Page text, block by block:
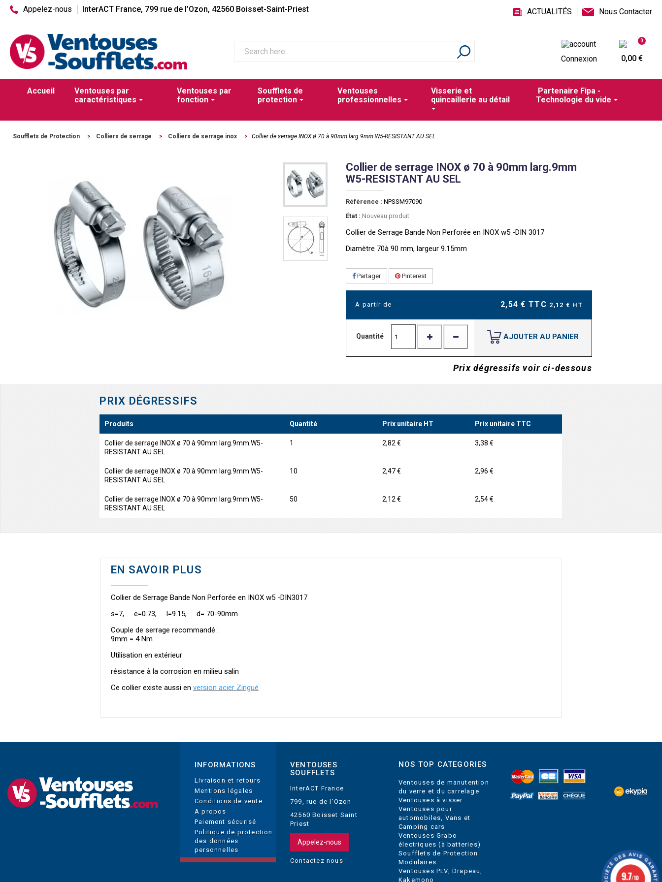
Appelez-nous InterACT France, 799 rue de l’Ozon, 42560 Boisset-Saint-Priest ACTUALITÉS Nous Contacter
Connexion
0
0,00 €
Accueil
Ventouses par
caractéristiques
Ventouses par
fonction
Soufflets de
protection
Ventouses
professionnelles
Visserie et
quincaillerie au détail
Partenaire Fipa -
Technologie du vide
Soufflets de Protection > Colliers de serrage > Colliers de serrage inox > Collier de serrage INOX ø 70 à 90mm larg.9mm W5-RESISTANT AU SEL
Collier de serrage INOX ø 70 à 90mm larg.9mm
W5-RESISTANT AU SEL
Référence : NPSSM97090
État : Nouveau produit
Collier de Serrage Bande Non Perforée en INOX w5 -DIN 3017
Diamètre 70à 90 mm, largeur 9.15mm
Partager Pinterest
A partir de 2,54 € TTC 2,12 € HT
Quantité AJOUTER AU PANIER
Prix dégressifs voir ci-dessous
PRIX DÉGRESSIFS
Produits Quantité Prix unitaire HT Prix unitaire TTC
Collier de serrage INOX ø 70 à 90mm larg.9mm W5-
RESISTANT AU SEL
1 2,82 € 3,38 €
Collier de serrage INOX ø 70 à 90mm larg.9mm W5-
RESISTANT AU SEL
10 2,47 € 2,96 €
Collier de serrage INOX ø 70 à 90mm larg.9mm W5-
RESISTANT AU SEL
50 2,12 € 2,54 €
EN SAVOIR PLUS
Collier de Serrage Bande Non Perforée en INOX w5 -DIN3017
s=7, e=0.73, l=9.15, d= 70-90mm
Couple de serrage recommandé :
9mm = 4 Nm
Utilisation en extérieur
résistance à la corrosion en milieu salin
Ce collier existe aussi en version acier Zingué
INFORMATIONS
Livraison et retours
Mentions légales
Conditions de vente
A propos
Paiement sécurisé
Politique de protection
des données
personnelles
VENTOUSES
SOUFFLETS
InterACT France
799, rue de l'Ozon
42560 Boisset Saint
Priest
Appelez-nous
Contactez nous
NOS TOP CATEGORIES
Ventouses de manutention
du verre et du carrelage
Ventouses à visser
Ventouses pour
automobiles, Vans et
Camping cars
Ventouses Grabo
électriques (à batteries)
Soufflets de Protection
Modulaires
Ventouses PLV, Drapeau,
Kakemono
9.7/10